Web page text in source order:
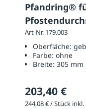
Pfandring®
Art-Nr. 179.003
Oberfläche:
Farbe: ohne
Breite: 305 mm
203,40 €
244,08 € / Stück